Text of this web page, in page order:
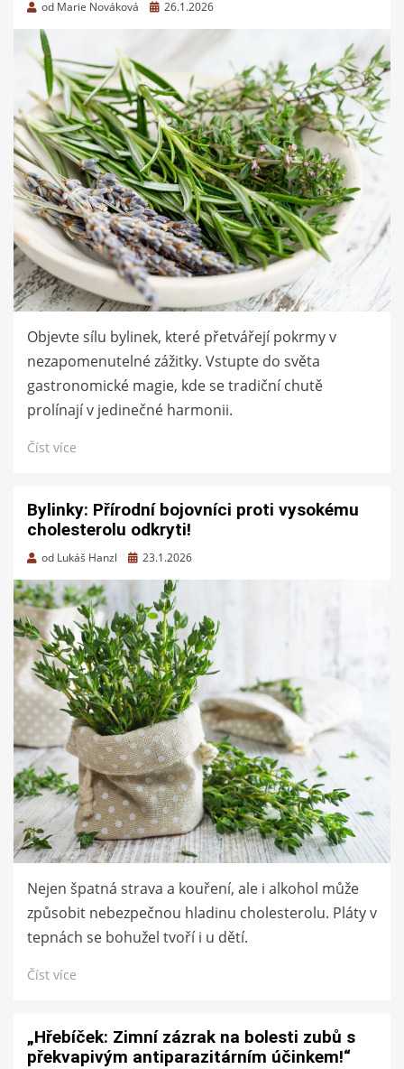
od Marie Nováková
Zveřejněno
26.1.2026
Objevte sílu bylinek, které přetvářejí pokrmy v
nezapomenutelné zážitky. Vstupte do světa
gastronomické magie, kde se tradiční chutě
prolínají v jedinečné harmonii.
Číst více
Bylinky: Přírodní bojovníci proti vysokému
cholesterolu odkryti!
od Lukáš Hanzl
Zveřejněno
23.1.2026
Nejen špatná strava a kouření, ale i alkohol může
způsobit nebezpečnou hladinu cholesterolu. Pláty v
tepnách se bohužel tvoří i u dětí.
Číst více
„Hřebíček: Zimní zázrak na bolesti zubů s
překvapivým antiparazitárním účinkem!“